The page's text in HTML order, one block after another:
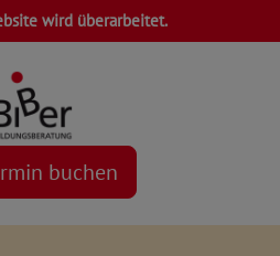
wird überarbeitet.
buchen